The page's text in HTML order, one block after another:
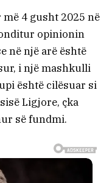
4 gusht 2025 në
opinionin
në një arë është
i një mashkulli
është cilësuar si
Ligjore, çka
së fundmi.